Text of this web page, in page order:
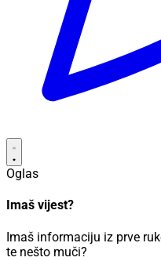
Oglas
Imaš vijest?
Imaš informaciju iz prve
te nešto muči?